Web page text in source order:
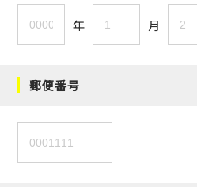
年 月
郵便番号